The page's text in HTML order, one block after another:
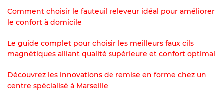
Comment choisir le fauteuil releveur idéal pour améliorer
le confort à domicile
Le guide complet pour choisir les meilleurs faux cils
magnétiques alliant qualité supérieure et confort optimal
Découvrez les innovations de remise en forme chez un
centre spécialisé à Marseille